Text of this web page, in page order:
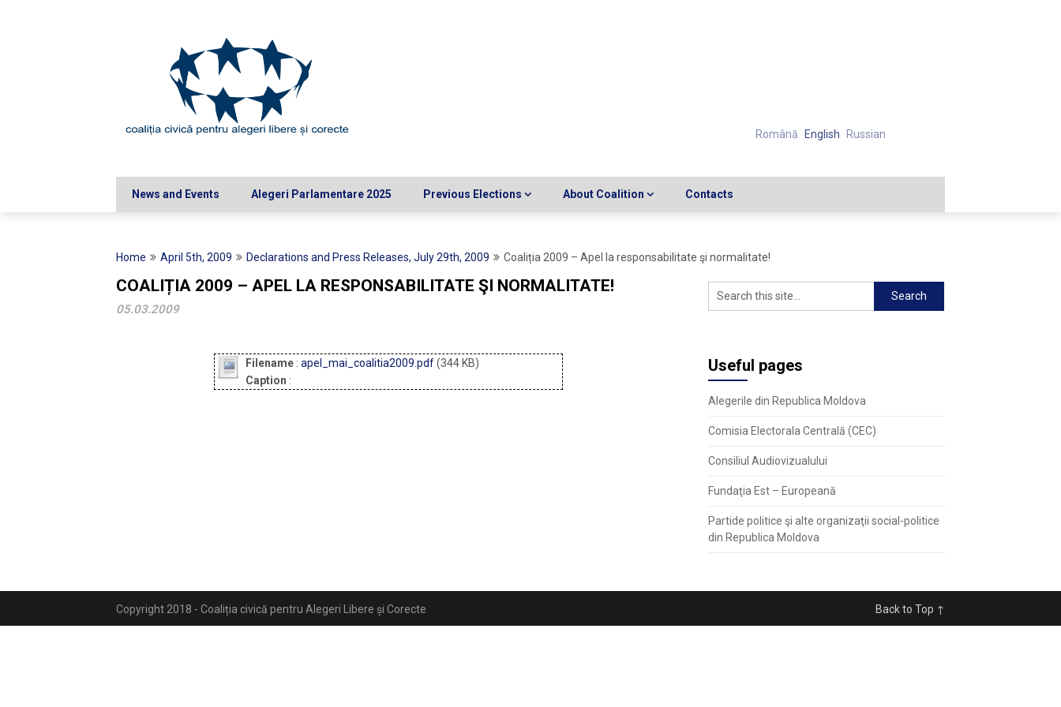
Română English Russian
News and Events Alegeri Parlamentare 2025 Previous Elections About Coalition Contacts
Home April 5th, 2009 Declarations and Press Releases, July 29th, 2009 Coaliția 2009 – Apel la responsabilitate şi normalitate!
COALIȚIA 2009 – APEL LA RESPONSABILITATE ŞI NORMALITATE!
05.03.2009
Filename :apel_mai_coalitia2009.pdf(344 KB)
Caption :
Useful pages
Alegerile din Republica Moldova
Comisia Electorala Centrală (CEC)
Consiliul Audiovizualului
Fundaţia Est – Europeană
Partide politice şi alte organizaţii social-politice
din Republica Moldova
Copyright 2018 - Coaliția civică pentru Alegeri Libere și Corecte Back to Top ↑